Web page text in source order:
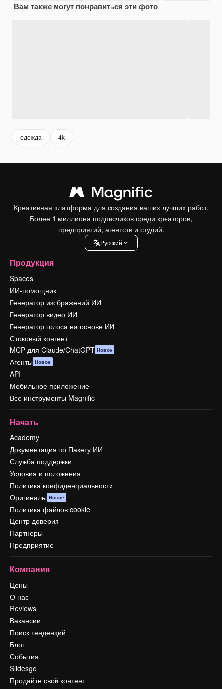
Вам также могут понравиться эти фото
одежда 4k
Креативная платформа для создания ваших лучших работ.
Более 1 миллиона подписчиков среди креаторов,
предприятий, агентств и студий.
Pусский
Продукция
Spaces
ИИ-помощник
Генератор изображений ИИ
Генератор видео ИИ
Генератор голоса на основе ИИ
Стоковый контент
MCP для Claude/ChatGPT Новое
Агенты Новое
API
Мобильное приложение
Все инструменты Magnific
Начать
Academy
Документация по Пакету ИИ
Служба поддержки
Условия и положения
Политика конфиденциальности
Оригиналы Новое
Политика файлов cookie
Центр доверия
Партнеры
Предприятие
Компания
Цены
О нас
Reviews
Вакансии
Поиск тенденций
Блог
События
Slidesgo
Продайте свой контент